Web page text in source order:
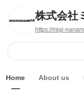
株式会社
https://migi-
Home About us